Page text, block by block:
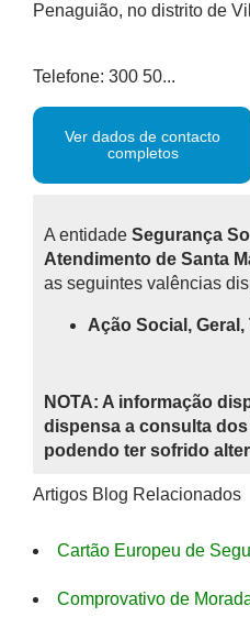
Penaguião, no distrito de
Telefone: 300 50...
Ver dados de contacto
completos
A entidade Segurança
Atendimento de Santa
as seguintes valências
Ação Social,
NOTA: A informação
dispensa a consulta
podendo ter sofrido
Artigos Blog Relacionados
Cartão Europeu de
Comprovativo de